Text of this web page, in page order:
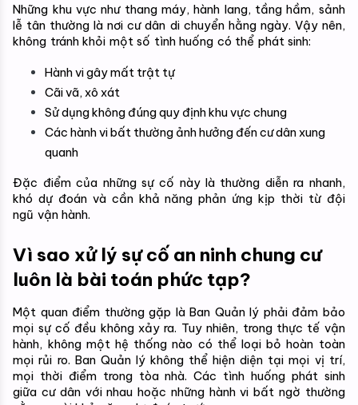
Những khu vực như thang máy, hành lang, tầng hầm, sảnh
lễ tân thường là nơi cư dân di chuyển hằng ngày. Vậy nên,
không tránh khỏi một số tình huống có thể phát sinh:
Hành vi gây mất trật tự
Cãi vã, xô xát
Sử dụng không đúng quy định khu vực chung
Các hành vi bất thường ảnh hưởng đến cư dân xung
quanh
Đặc điểm của những sự cố này là thường diễn ra nhanh,
khó dự đoán và cần khả năng phản ứng kịp thời từ đội
ngũ vận hành.
Vì sao xử lý sự cố an ninh chung cư
luôn là bài toán phức tạp?
Một quan điểm thường gặp là Ban Quản lý phải đảm bảo
mọi sự cố đều không xảy ra. Tuy nhiên, trong thực tế vận
hành, không một hệ thống nào có thể loại bỏ hoàn toàn
mọi rủi ro. Ban Quản lý không thể hiện diện tại mọi vị trí,
mọi thời điểm trong tòa nhà. Các tình huống phát sinh
giữa cư dân với nhau hoặc những hành vi bất ngờ thường